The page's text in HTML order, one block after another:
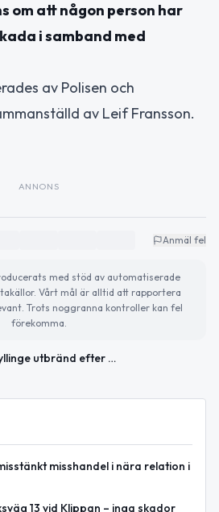
om att någon person har
i samband med
av Polisen och
av Leif Fransson.
ANNONS
Anmäl fel
med stöd av automatiserade
Vårt mål är alltid att rapportera
Trots noggranna kontroller kan fel
förekomma.
Villa i Hyllinge utbränd efter brand
misshandel i nära relation i
13 vid Klippan – inga skador